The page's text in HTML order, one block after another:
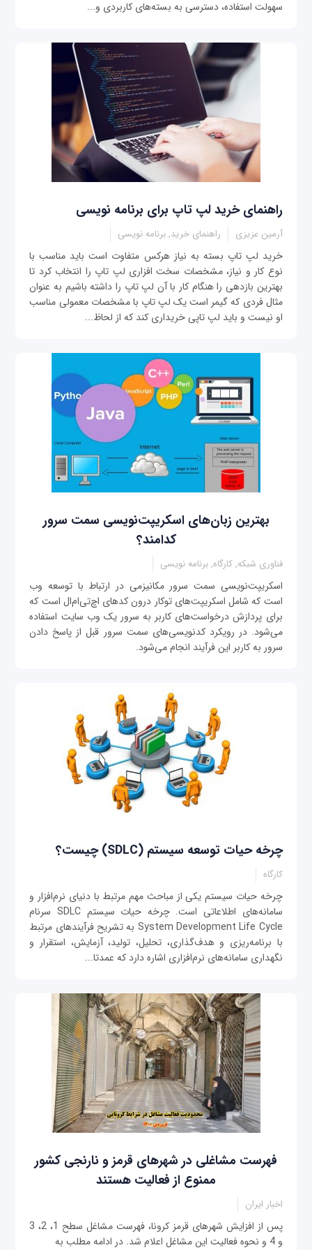
سهولت استفاده، دسترسی به بسته‌های کاربردی و...
راهنمای خرید لپ تاپ برای برنامه نویسی
آرمین عزیزی راهنمای خرید, برنامه نویسی
خرید لپ تاپ بسته به نیاز هرکس متفاوت است باید مناسب با
نوع کار و نیاز، مشخصات سخت افزاری لپ تاپ را انتخاب کرد تا
بهترین بازدهی را هنگام کار با آن لپ تاپ را داشته باشیم به عنوان
مثال فردی که گیمر است یک لپ تاپ با مشخصات معمولی مناسب
او نیست و باید لپ تاپی خریداری کند که از لحاظ...
بهترین زبان‌های اسکریپت‌نویسی سمت سرور
کدامند؟
فناوری شبکه, کارگاه, برنامه نویسی
اسکریپت‌نویسی سمت سرور مکانیزمی در ارتباط با توسعه وب
است که شامل اسکریپت‌های توکار درون کدهای اچ‌تی‌ام‌ال است که
برای پردازش درخواست‌های کاربر به سرور یک وب سایت استفاده
می‌شود. در رویکرد کدنویسی‌های سمت سرور قبل از پاسخ دادن
سرور به کاربر این فرآیند انجام می‌شود.
چرخه حیات توسعه سیستم (SDLC) چیست؟
کارگاه
چرخه حیات سیستم یکی از مباحث مهم مرتبط با دنیای نرم‌افزار و
سامانه‌های اطلاعاتی است. چرخه حیات سیستم SDLC سرنام
System Development Life Cycle به تشریح فرآیندهای مرتبط
با برنامه‌ریزی و هدف‌گذاری، تحلیل، تولید، آزمایش، استقرار و
نگهداری سامانه‌های نرم‌افزاری اشاره دارد که عمدتا...
فهرست مشاغلی در شهرهای قرمز و نارنجی کشور
ممنوع از فعالیت هستند
اخبار ایران
پس از افزایش شهرهای قرمز کرونا، فهرست مشاغل سطح 1، 2، 3
و 4 و نحوه فعالیت این مشاغل اعلام شد. در ادامه مطلب به